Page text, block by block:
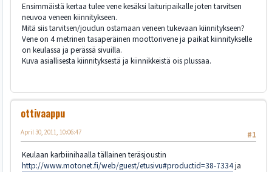
Ensimmäistä kertaa tulee vene kesäksi laituripaikalle joten tarvitsen
neuvoa veneen kiinnitykseen.
Mitä siis tarvitsen/joudun ostamaan veneen tukevaan kiinnitykseen?
Vene on 4 metrinen tasaperäinen moottorivene ja paikat kiinnitykselle
on keulassa ja perässä sivuilla.
Kuva asiallisesta kiinnityksestä ja kiinnikkeistä ois plussaa.
ottivaappu
#1
April 30, 2011, 10:06:47
Keulaan karbiinihaalla tällainen teräsjoustin
http://www.motonet.fi/web/guest/etusivu#productid=38-7334ja